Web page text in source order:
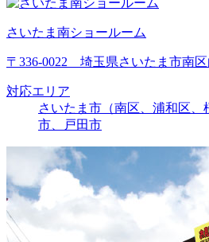
さいたま南ショールーム
〒336-0022 埼玉県さいたま市南
対応エリア
さいたま市（南区、浦和区
市、戸田市